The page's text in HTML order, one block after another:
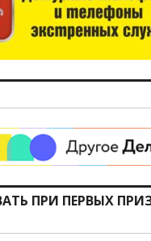
ПРИ ПЕРВЫХ